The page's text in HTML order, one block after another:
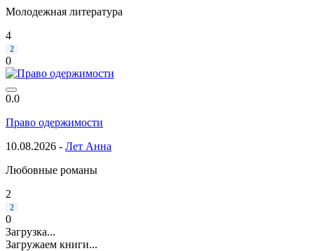
Молодежная литература
4
2
0
0.0
Право одержимости
10.08.2026 - Лет Анна
Любовные романы
2
2
0
Загрузка...
Загружаем книги...